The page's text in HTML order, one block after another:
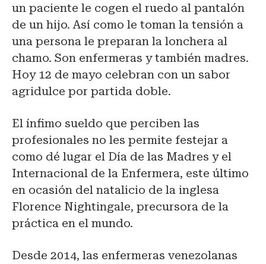
un paciente le cogen el ruedo al pantalón
de un hijo. Así como le toman la tensión a
una persona le preparan la lonchera al
chamo. Son enfermeras y también madres.
Hoy 12 de mayo celebran con un sabor
agridulce por partida doble.
El ínfimo sueldo que perciben las
profesionales no les permite festejar a
como dé lugar el Día de las Madres y el
Internacional de la Enfermera, este último
en ocasión del natalicio de la inglesa
Florence Nightingale, precursora de la
práctica en el mundo.
Desde 2014, las enfermeras venezolanas